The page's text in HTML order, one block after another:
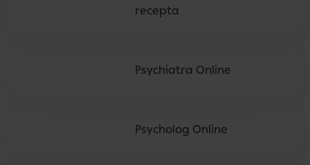
recepta
Psychiatra Online
Psycholog Online